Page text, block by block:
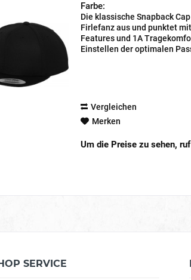
Farbe:
Die klassische Snapback
Firlefanz aus und punktet
Features und 1A
Einstellen der optimalen
Vergleichen
Merken
Um die Preise zu sehen,
SERVICE